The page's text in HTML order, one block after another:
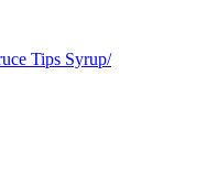
Tips Syrup/